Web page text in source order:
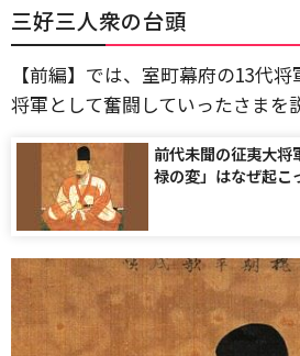
三好三人衆の台頭
【前編】では、室町幕府の13代将
将軍として奮闘していったさまを
前代未聞の征夷大将
禄の変」はなぜ起こ